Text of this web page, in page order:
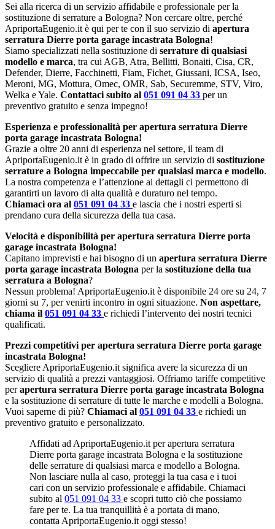
Sei alla ricerca di un servizio affidabile e professionale per la
sostituzione di serrature a Bologna? Non cercare oltre, perché
ApriportaEugenio.it è qui per te con il suo servizio di apertura
serratura Dierre porta garage incastrata Bologna!
Siamo specializzati nella sostituzione di serrature di qualsiasi
modello e marca, tra cui AGB, Atra, Bellitti, Bonaiti, Cisa, CR,
Defender, Dierre, Facchinetti, Fiam, Fichet, Giussani, ICSA, Iseo,
Meroni, MG, Mottura, Omec, OMR, Sab, Securemme, STV, Viro,
Welka e Yale. Contattaci subito al 051 091 04 33 per un
preventivo gratuito e senza impegno!
Esperienza e professionalità per apertura serratura Dierre
porta garage incastrata Bologna!
Grazie a oltre 20 anni di esperienza nel settore, il team di
ApriportaEugenio.it è in grado di offrire un servizio di sostituzione
serrature a Bologna impeccabile per qualsiasi marca e modello.
La nostra competenza e l’attenzione ai dettagli ci permettono di
garantirti un lavoro di alta qualità e duraturo nel tempo.
Chiamaci ora al 051 091 04 33 e lascia che i nostri esperti si
prendano cura della sicurezza della tua casa.
Velocità e disponibilità per apertura serratura Dierre porta
garage incastrata Bologna!
Capitano imprevisti e hai bisogno di un apertura serratura Dierre
porta garage incastrata Bologna per la sostituzione della tua
serratura a Bologna?
Nessun problema! ApriportaEugenio.it è disponibile 24 ore su 24, 7
giorni su 7, per venirti incontro in ogni situazione. Non aspettare,
chiama il 051 091 04 33 e richiedi l’intervento dei nostri tecnici
qualificati.
Prezzi competitivi per apertura serratura Dierre porta garage
incastrata Bologna!
Scegliere ApriportaEugenio.it significa avere la sicurezza di un
servizio di qualità a prezzi vantaggiosi. Offriamo tariffe competitive
perapertura serratura Dierre porta garage incastrata Bologna
e la sostituzione di serrature di tutte le marche e modelli a Bologna.
Vuoi saperne di più? Chiamaci al 051 091 04 33 e richiedi un
preventivo gratuito e personalizzato.
Affidati ad ApriportaEugenio.it per apertura serratura
Dierre porta garage incastrata Bologna e la sostituzione
delle serrature di qualsiasi marca e modello a Bologna.
Non lasciare nulla al caso, proteggi la tua casa e i tuoi
cari con un servizio professionale e affidabile. Chiamaci
subito al 051 091 04 33 e scopri tutto ciò che possiamo
fare per te. La tua tranquillità è a portata di mano,
contatta ApriportaEugenio.it oggi stesso!